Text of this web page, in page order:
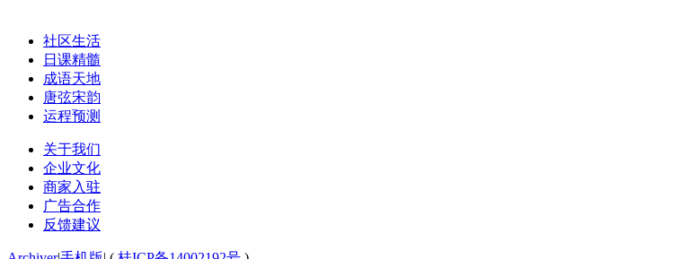
社区生活
日课精髓
成语天地
唐弦宋韵
运程预测
关于我们
企业文化
商家入驻
广告合作
反馈建议